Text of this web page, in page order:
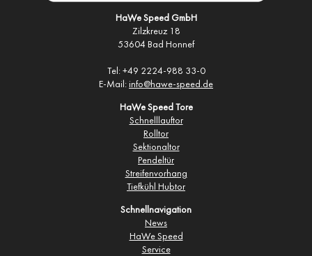
HaWe Speed GmbH
Zilzkreuz 18
53604 Bad Honnef
Tel: +49 2224-988 33-0
E-Mail: info@hawe-speed.de
HaWe Speed Tore
Schnelllauftor
Rolltor
Sektionaltor
Pendeltür
Streifenvorhang
Tiefkühl Hubtor
Schnellnavigation
News
HaWe Speed
Service